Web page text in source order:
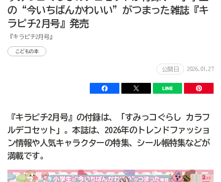
の“今いちばんかわいい”がつまった雑誌『キ
ラピチ2月号』発売
『キラピチ2月号』
こどもの本
公開日 2026.01.27
『キラピチ2月号』の付録は、「すみっコぐらし カラフ
ルデコセット」。本誌は、2026年のトレンドファッショ
ン情報や人気キャラクターの特集、シール帳特集などが
満載です。